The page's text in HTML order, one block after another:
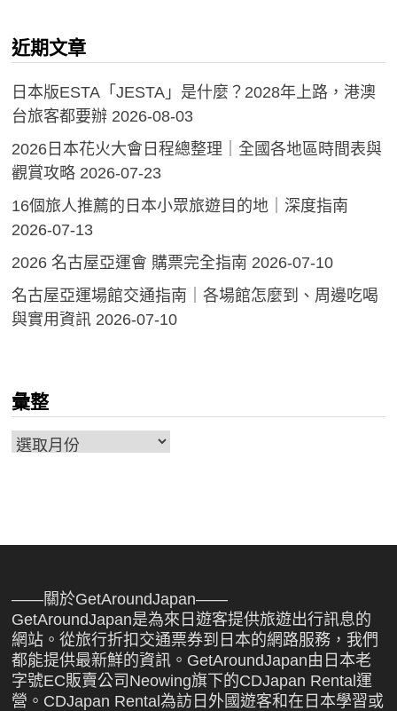
近期文章
日本版ESTA「JESTA」是什麼？2028年上路，港澳
台旅客都要辦 2026-08-03
2026日本花火大會日程總整理｜全國各地區時間表與
觀賞攻略 2026-07-23
16個旅人推薦的日本小眾旅遊目的地｜深度指南
2026-07-13
2026 名古屋亞運會 購票完全指南 2026-07-10
名古屋亞運場館交通指南｜各場館怎麼到、周邊吃喝
與實用資訊 2026-07-10
彙整
彙
——關於GetAroundJapan——
GetAroundJapan是為來日遊客提供旅遊出行訊息的
網站。從旅行折扣交通票券到日本的網路服務，我們
都能提供最新鮮的資訊。GetAroundJapan由日本老
字號EC販賣公司Neowing旗下的CDJapan Rental運
營。CDJapan Rental為訪日外國遊客和在日本學習或